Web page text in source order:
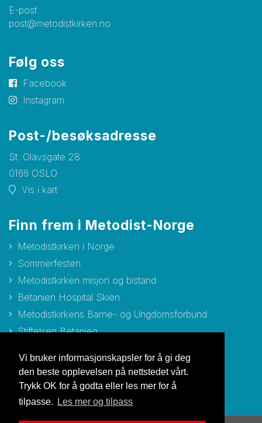
Vi bruker informasjonskapsler for å gi deg
den beste opplevelsen på nettstedet vårt.
Trykk OK for å godta eller les mer for å
tilpasse.
Les mer og tilpass
E-post:
post@metodistkirken.no
Følg oss
Facebook
Instagram
Post-/besøksadresse
St. Olavsgate 28
0166 OSLO
Vis i kart
Finn frem i Metodist-Norge
Metodistkirken i Norge
Sommerfesten
Metodistkirken misjon og bistand
Betanien Hospital Skien
Metodistkirkens Barne- og Ungdomsforbund
Stiftelsen Betanien